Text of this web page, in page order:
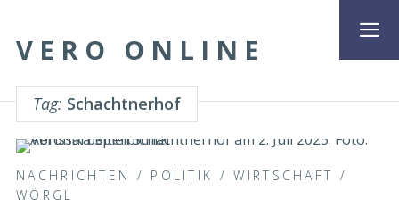
VERO ONLINE
Tag: Schachtnerhof
NACHRICHTEN / POLITIK /WIRTSCHAFT /
WÖRGL